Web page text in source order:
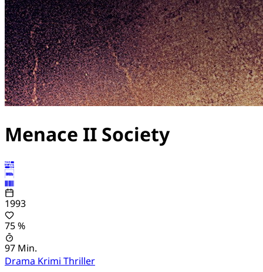
Menace II Society
1993
75 %
97 Min.
Drama Krimi Thriller